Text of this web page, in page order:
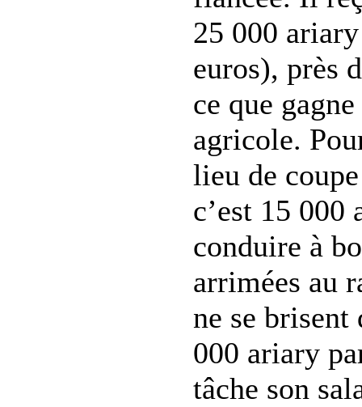
25 000
euros), près
ce que
agricole.
lieu de
c’est 15
conduire à
arrimées au
ne se brisent
000 ariary
tâche son